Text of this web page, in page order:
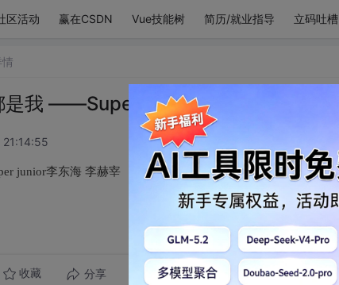
区活动 赢在CSDN Vue技能树 简历/就业指导 立码吐槽
是我 ——Super junior李东海 李赫宰
junior李东海 李赫宰
收藏 分享 转发到动态 举报